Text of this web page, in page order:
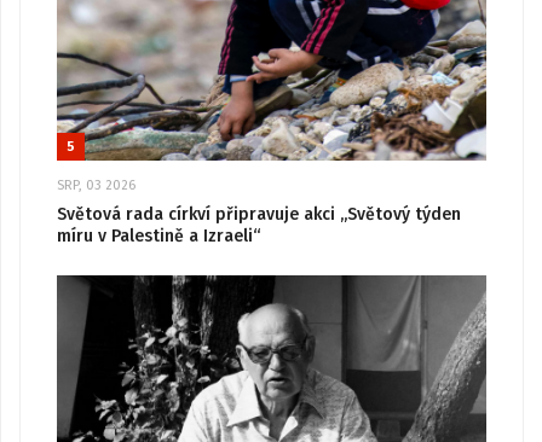
5
SRP, 03 2026
Světová rada církví připravuje akci „Světový týden
míru v Palestině a Izraeli“